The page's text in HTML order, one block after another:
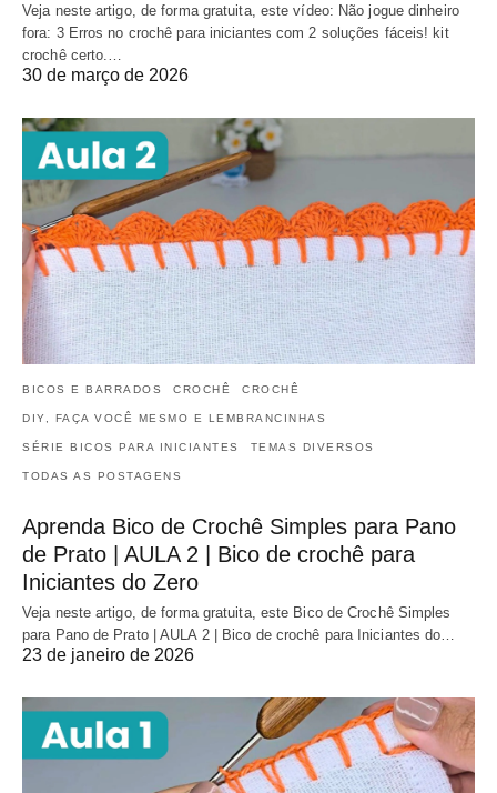
Veja neste artigo, de forma gratuita, este vídeo: Não jogue dinheiro
fora: 3 Erros no crochê para iniciantes com 2 soluções fáceis! kit
crochê certo.…
30 de março de 2026
BICOS E BARRADOS CROCHÊ CROCHÊ
DIY, FAÇA VOCÊ MESMO E LEMBRANCINHAS
SÉRIE BICOS PARA INICIANTES TEMAS DIVERSOS
TODAS AS POSTAGENS
Aprenda Bico de Crochê Simples para Pano
de Prato | AULA 2 | Bico de crochê para
Iniciantes do Zero
Veja neste artigo, de forma gratuita, este Bico de Crochê Simples
para Pano de Prato | AULA 2 | Bico de crochê para Iniciantes do…
23 de janeiro de 2026